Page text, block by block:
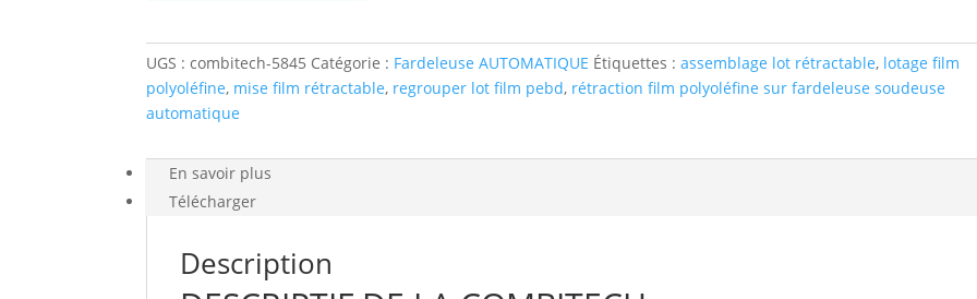
UGS :combitech-5845 Catégorie : Fardeleuse AUTOMATIQUE Étiquettes :assemblage lot rétractable, lotage film
polyoléfine, mise film rétractable, regrouper lot film pebd, rétraction film polyoléfine sur fardeleuse soudeuse
automatique
En savoir plus
Télécharger
Description